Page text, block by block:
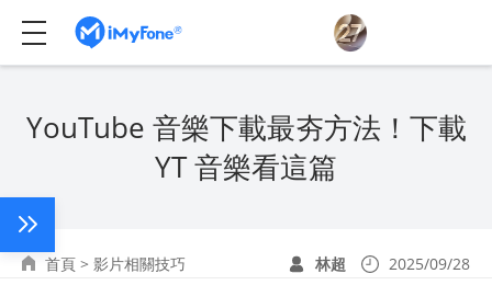
YouTube 音樂下載最夯方法！下載
YT 音樂看這篇
首頁 > 影片相關技巧 林超 2025/09/28